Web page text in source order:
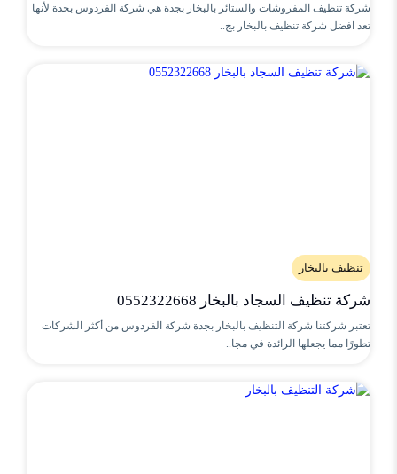
شركة تنظيف المفروشات والستائر بالبخار بجدة هي شركة الفردوس بجدة لأنها
تعد افضل شركة تنظيف بالبخار بج..
تنظيف بالبخار
شركة تنظيف السجاد بالبخار 0552322668
تعتبر شركتنا شركة التنظيف بالبخار بجدة شركة الفردوس من أكثر الشركات
تطورًا مما يجعلها الرائدة في مجا..